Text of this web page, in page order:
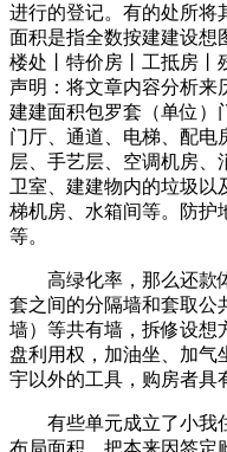
进行的登记。有的处所将
面积是指全数按建建设想
楼处丨特价房丨工抵房丨
声明：将文章内容分析来
建建面积包罗套（单位）
门厅、通道、电梯、配电
层、手艺层、空调机房、
卫室、建建物内的垃圾以
梯机房、水箱间等。防护
等。
高绿化率，那么还款
套之间的分隔墙和套取公
墙）等共有墙，拆修设想
盘利用权，加油坐、加气
宇以外的工具，购房者具
有些单元成立了小我
布局面积。把本来因签定